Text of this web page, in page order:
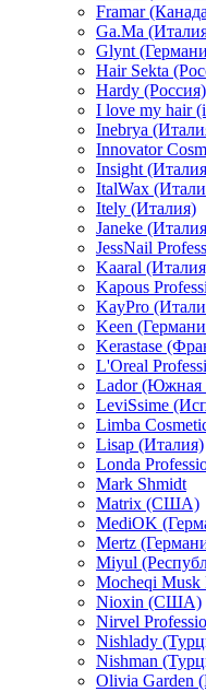
Framar
Ga.Ma
Glynt
Hair Sekta
Hardy (Россия)
I love my hair
Inebrya
Innovator
Insight
ItalWax
Itely (Италия)
Janeke
JessNail
Kaaral
Kapous
KayPro
Keen
Kerastase
L'Oreal
Lador (Южная
LeviSsime
Limba
Lisap (Италия)
Londa
Mark Shmidt
Matrix (США)
MediOK
Mertz
Miyul
Mocheqi Musk
Nioxin (США)
Nirvel
Nishlady
Nishman
Olivia Garden